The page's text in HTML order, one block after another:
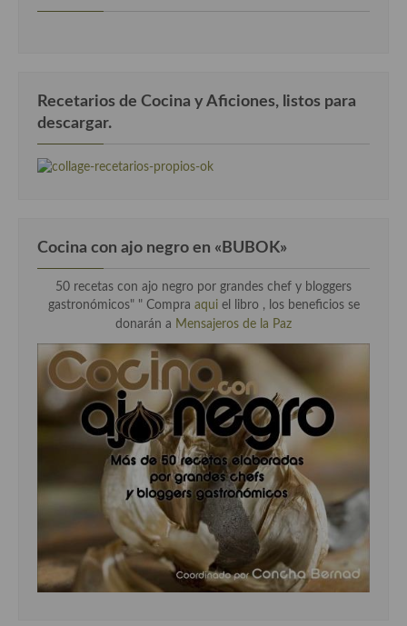
Recetarios de Cocina y Aficiones, listos para
descargar.
Cocina con ajo negro en «BUBOK»
50 recetas con ajo negro por grandes chef y bloggers
gastronómicos" " Compra aqui el libro , los beneficios se
donarán a Mensajeros de la Paz